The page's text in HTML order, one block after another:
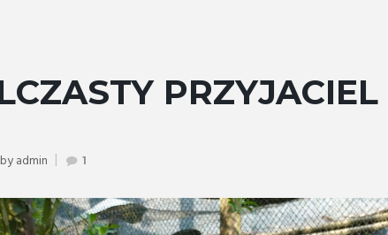
PRZYJACIEL
byadmin 1